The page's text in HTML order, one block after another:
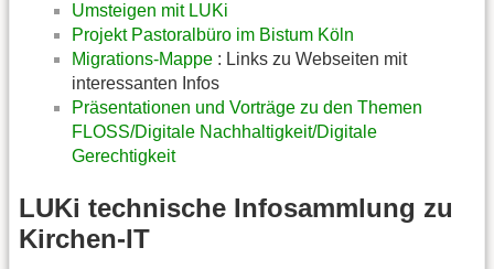
Umsteigen mit LUKi
Projekt Pastoralbüro im Bistum Köln
Migrations-Mappe : Links zu Webseiten mit
interessanten Infos
Präsentationen und Vorträge zu den Themen
FLOSS/Digitale Nachhaltigkeit/Digitale
Gerechtigkeit
LUKi technische Infosammlung zu
Kirchen-IT